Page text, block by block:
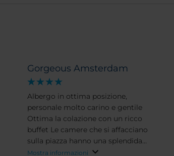
Gorgeous Amsterdam
Albergo in ottima posizione,
personale molto carino e gentile
Ottima la colazione con un ricco
buffet Le camere che si affacciano
sulla piazza hanno una splendida
vista e nonostante i molti locali e
Mostra informazioni